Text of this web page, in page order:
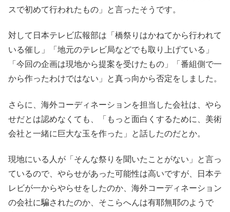
スで初めて行われたもの」と言ったそうです。
対して日本テレビ広報部は「橋祭りはかねてから行われて
いる催し」「地元のテレビ局などでも取り上げている」
「今回の企画は現地から提案を受けたもの」「番組側で一
から作ったわけではない」と真っ向から否定をしました。
さらに、海外コーディネーションを担当した会社は、やら
せだとは認めなくても、「もっと面白くするために、美術
会社と一緒に巨大な玉を作った」と話したのだとか。
現地にいる人が「そんな祭りを聞いたことがない」と言っ
ているので、やらせがあった可能性は高いですが、日本テ
レビが一からやらせをしたのか、海外コーディネーション
の会社に騙されたのか、そこらへんは有耶無耶のようで